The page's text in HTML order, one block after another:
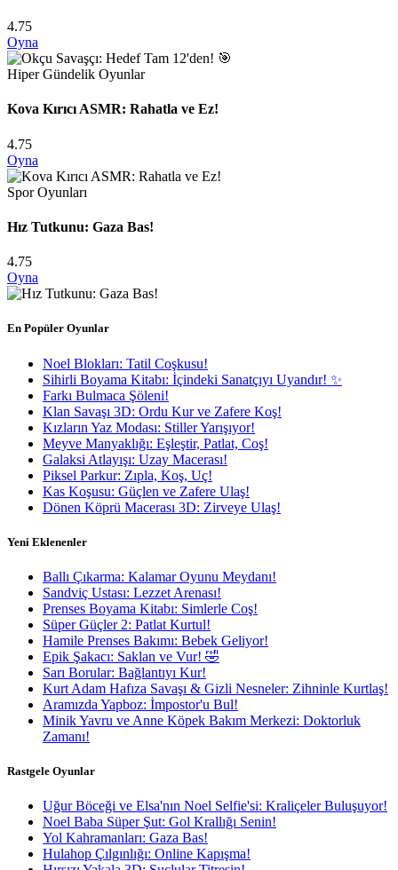
4.75
Oyna
Hiper Gündelik Oyunlar
Kova Kırıcı ASMR: Rahatla ve Ez!
4.75
Oyna
Spor Oyunları
Hız Tutkunu: Gaza Bas!
4.75
Oyna
En Popüler Oyunlar
Noel Blokları: Tatil Coşkusu!
Sihirli Boyama Kitabı: İçindeki Sanatçıyı Uyandır! ✨
Farkı Bulmaca Şöleni!
Klan Savaşı 3D: Ordu Kur ve Zafere Koş!
Kızların Yaz Modası: Stiller Yarışıyor!
Meyve Manyaklığı: Eşleştir, Patlat, Coş!
Galaksi Atlayışı: Uzay Macerası!
Piksel Parkur: Zıpla, Koş, Uç!
Kas Koşusu: Güçlen ve Zafere Ulaş!
Dönen Köprü Macerası 3D: Zirveye Ulaş!
Yeni Eklenenler
Ballı Çıkarma: Kalamar Oyunu Meydanı!
Sandviç Ustası: Lezzet Arenası!
Prenses Boyama Kitabı: Simlerle Coş!
Süper Güçler 2: Patlat Kurtul!
Hamile Prenses Bakımı: Bebek Geliyor!
Epik Şakacı: Saklan ve Vur! 🤣
Sarı Borular: Bağlantıyı Kur!
Kurt Adam Hafıza Savaşı & Gizli Nesneler: Zihninle Kurtlaş!
Aramızda Yapboz: İmpostor'u Bul!
Minik Yavru ve Anne Köpek Bakım Merkezi: Doktorluk
Zamanı!
Rastgele Oyunlar
Uğur Böceği ve Elsa'nın Noel Selfie'si: Kraliçeler Buluşuyor!
Noel Baba Süper Şut: Gol Krallığı Senin!
Yol Kahramanları: Gaza Bas!
Hulahop Çılgınlığı: Online Kapışma!